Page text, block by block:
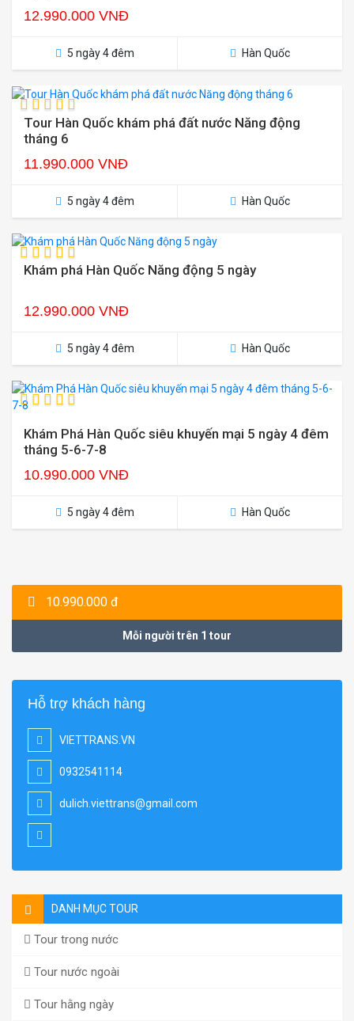
12.990.000 VNĐ
5 ngày 4 đêm Hàn Quốc
Tour Hàn Quốc khám phá đất nước Năng động
tháng 6
11.990.000 VNĐ
5 ngày 4 đêm Hàn Quốc
Khám phá Hàn Quốc Năng động 5 ngày
12.990.000 VNĐ
5 ngày 4 đêm Hàn Quốc
Khám Phá Hàn Quốc siêu khuyến mại 5 ngày 4 đêm
tháng 5-6-7-8
10.990.000 VNĐ
5 ngày 4 đêm Hàn Quốc
10.990.000 đ
Mỗi người trên 1 tour
Hỗ trợ khách hàng
VIETTRANS.VN
0932541114
dulich.viettrans@gmail.com
DANH MỤC TOUR
Tour trong nước
Tour nước ngoài
Tour hằng ngày